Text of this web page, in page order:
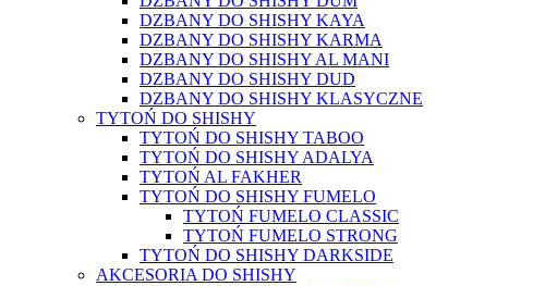
DZBANY DO SHISHY KAYA
DZBANY DO SHISHY KARMA
DZBANY DO SHISHY AL MANI
DZBANY DO SHISHY DUD
DZBANY DO SHISHY KLASYCZNE
TYTOŃ DO SHISHY
TYTOŃ DO SHISHY TABOO
TYTOŃ DO SHISHY ADALYA
TYTOŃ AL FAKHER
TYTOŃ DO SHISHY FUMELO
TYTOŃ FUMELO CLASSIC
TYTOŃ FUMELO STRONG
TYTOŃ DO SHISHY DARKSIDE
AKCESORIA DO SHISHY